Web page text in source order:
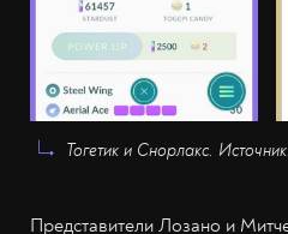
Тогетик и Снорлакс.
Представители Лозано и